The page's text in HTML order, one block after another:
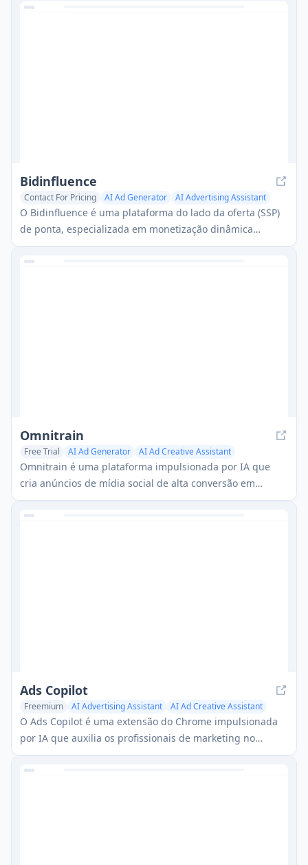
conversão.
Bidinfluence
Contact For Pricing AI Ad Generator
AI Advertising Assistant
AI Ad Creative Assistant
O Bidinfluence é uma plataforma do lado da oferta (SSP)
de ponta, especializada em monetização dinâmica
através de publicidade em vídeo programática de alta
qualidade para editores.
Omnitrain
Free Trial AI Ad Generator
AI Ad Creative Assistant
AI Advertising Assistant
Omnitrain é uma plataforma impulsionada por IA que
cria anúncios de mídia social de alta conversão em
minutos, sem exigir habilidades de design.
Ads Copilot
Freemium AI Advertising Assistant
AI Ad Creative Assistant
AI Ad Generator
O Ads Copilot é uma extensão do Chrome impulsionada
por IA que auxilia os profissionais de marketing no
planejamento, implementação e otimização de
campanhas publicitárias em várias plataformas por meio